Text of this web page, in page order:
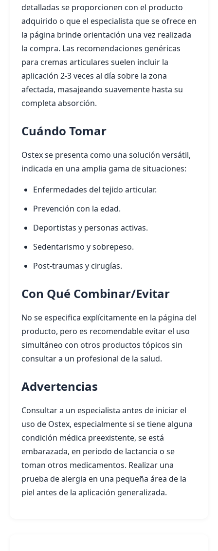
detalladas se proporcionen con el producto
adquirido o que el especialista que se ofrece en
la página brinde orientación una vez realizada
la compra. Las recomendaciones genéricas
para cremas articulares suelen incluir la
aplicación 2-3 veces al día sobre la zona
afectada, masajeando suavemente hasta su
completa absorción.
Cuándo Tomar
Ostex se presenta como una solución versátil,
indicada en una amplia gama de situaciones:
Enfermedades del tejido articular.
Prevención con la edad.
Deportistas y personas activas.
Sedentarismo y sobrepeso.
Post-traumas y cirugías.
Con Qué Combinar/Evitar
No se especifica explícitamente en la página del
producto, pero es recomendable evitar el uso
simultáneo con otros productos tópicos sin
consultar a un profesional de la salud.
Advertencias
Consultar a un especialista antes de iniciar el
uso de Ostex, especialmente si se tiene alguna
condición médica preexistente, se está
embarazada, en periodo de lactancia o se
toman otros medicamentos. Realizar una
prueba de alergia en una pequeña área de la
piel antes de la aplicación generalizada.